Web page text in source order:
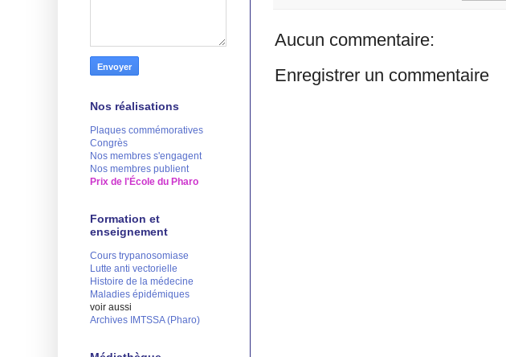
Aucun commentaire:
Enregistrer un commentaire
Nos réalisations
Plaques commémoratives
Congrès
Nos membres s'engagent
Nos membres publient
Prix de l'École du Pharo
Formation et
enseignement
Cours trypanosomiase
Lutte anti vectorielle
Histoire de la médecine
Maladies épidémiques
voir aussi
Archives IMTSSA (Pharo)